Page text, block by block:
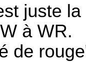
juste
à WR.
de